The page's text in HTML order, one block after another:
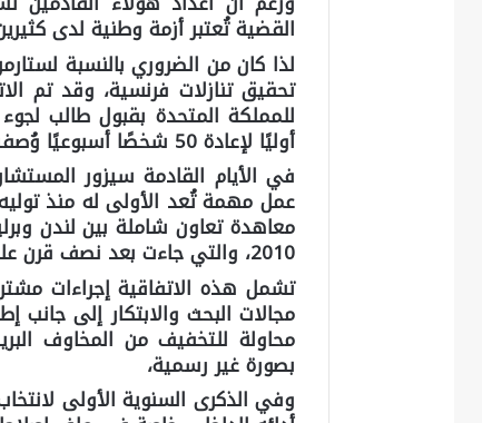
القضية تُعتبر أزمة وطنية لدى
لذا كان من الضروري بالنسبة
تحقيق تنازلات فرنسية، وقد تم
للمملكة المتحدة بقبول طالب
أوليًا لإعادة 50 شخصًا أسبوعيًا وُصفت بأنها خطوة رمزية ولا تكفي.
في الأيام القادمة سيزور
عمل مهمة تُعد الأولى له منذ
معاهدة تعاون شاملة بين لندن
2010، والتي جاءت بعد نصف قرن على معاهدة الإليزيه الفرنسية – الألمانية.
تشمل هذه الاتفاقية إجراءات
مجالات البحث والابتكار إلى جانب
محاولة للتخفيف من المخاوف
بصورة غير رسمية،